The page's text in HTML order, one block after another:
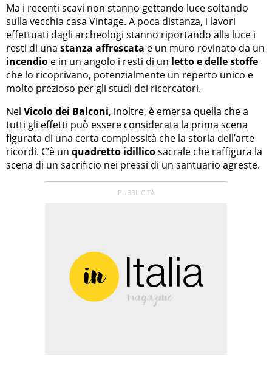
Ma i recenti scavi non stanno gettando luce soltando
sulla vecchia casa Vintage. A poca distanza, i lavori
effettuati dagli archeologi stanno riportando alla luce i
resti di una stanza affrescata e un muro rovinato da un
incendio e in un angolo i resti di un letto e delle stoffe
che lo ricoprivano, potenzialmente un reperto unico e
molto prezioso per gli studi dei ricercatori.
Nel Vicolo dei Balconi, inoltre, è emersa quella che a
tutti gli effetti può essere considerata la prima scena
figurata di una certa complessità che la storia dell’arte
ricordi. C’è un quadretto idillicosacrale che raffigura la
scena di un sacrificio nei pressi di un santuario agreste.